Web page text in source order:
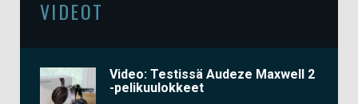
VIDEOT
Video: Testissä Audeze Maxwell 2
-pelikuulokkeet